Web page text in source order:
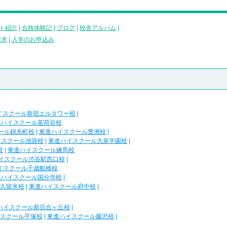
紹介 合格体験記 ブログ 校舎アルバム
|
入学のお申込み
スクール新宿エルタワー校
イスクール茗荷谷校
ル錦糸町校 東進ハイスクール豊洲校
クール池袋校 東進ハイスクール大泉学園校
東進ハイスクール練馬校
スクール渋谷駅西口校
スクール千歳船橋校
イスクール国分寺校
留米校 東進ハイスクール府中校
イスクール新百合ヶ丘校
クール平塚校 東進ハイスクール藤沢校